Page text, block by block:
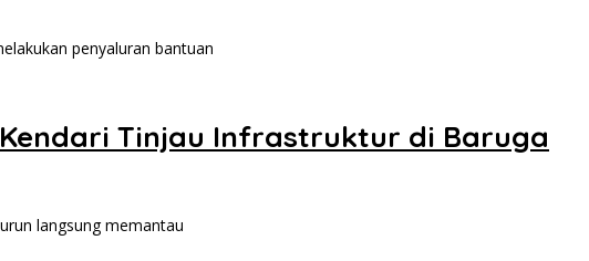
penyaluran bantuan
Tinjau Infrastruktur di Baruga
langsung memantau